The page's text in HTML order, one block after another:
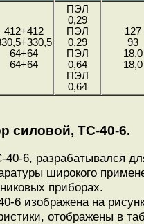
412+412
64+64
64+64
ПЭЛ
0,29
ПЭЛ
0,29
ПЭЛ
0,64
ПЭЛ
0,64
127
93
18,0
18,0
силовой, ТС-40-6.
6, разрабатывался
широкого
приборах.
6 изображена на
отображены в